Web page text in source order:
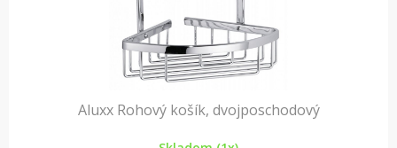
Aluxx Rohový košík, dvojposchodový